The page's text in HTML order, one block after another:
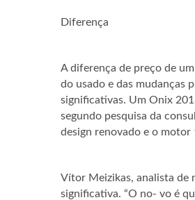
Diferença
A diferença de preço de
do usado e das mudanças
significativas. Um Onix
segundo pesquisa da
design renovado e o
Vítor Meizikas, analista de
significativa. “O no- vo é